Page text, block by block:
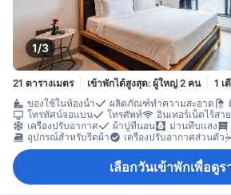
1/3
21 ตารางเมตร เข้าพักได้สูงสุด: ผู้ใหญ่ 2 คน
1 เ
ของใช้ในห้องน้ำ
ผลิตภัณฑ์ทำความสะอาด
โทรทัศน์จอแบน
โทรศัพท์ อินเทอร์เน็ตไร้สาย
เครื่องปรับอากาศ
ผ้าปูที่นอน ม่านทึบแสง
อุปกรณ์สำหรับรีดผ้า
เครื่องปรับอากาศส่วนตัว
เลือกวันเข้าพักเพื่อดูร